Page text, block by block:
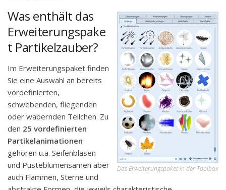
Das Erweiterungspaket in der Toolbox
Was enthält das
Erweiterungspake
t Partikelzauber?
Im Erweiterungspaket finden
Sie eine Auswahl an bereits
vordefinierten,
schwebenden, fliegenden
oder wabernden Teilchen. Zu
den 25 vordefinierten
Partikelanimationen
gehören u.a. Seifenblasen
und Pusteblumensamen aber
auch Flammen, Sterne und